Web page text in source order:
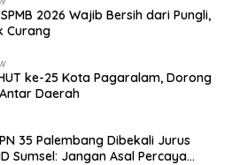
2026 Wajib Bersih dari Pungli,
Curang
ke-25 Kota Pagaralam, Dorong
Daerah
35 Palembang Dibekali Jurus
Sumsel: Jangan Asal Percaya